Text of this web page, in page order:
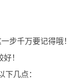
步千万要记得哦！
！
几点：